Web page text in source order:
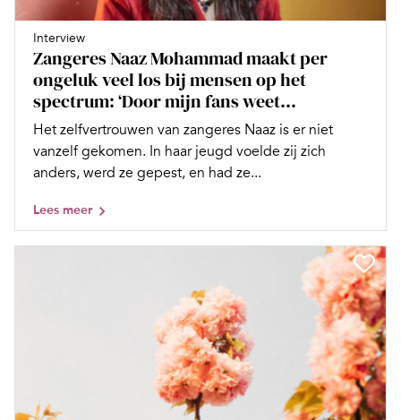
Interview
Zangeres Naaz Mohammad maakt per
ongeluk veel los bij mensen op het
spectrum: ‘Door mijn fans weet...
Het zelfvertrouwen van zangeres Naaz is er niet
vanzelf gekomen. In haar jeugd voelde zij zich
anders, werd ze gepest, en had ze...
Lees meer